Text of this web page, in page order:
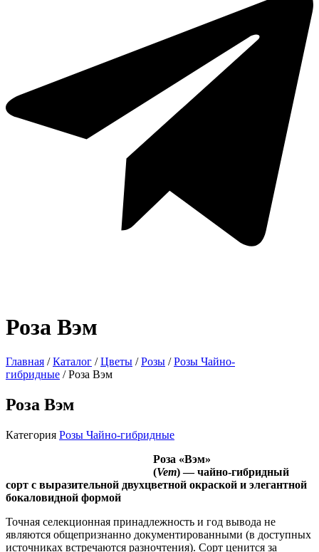
Роза Вэм
Главная /Каталог /Цветы /Розы /Розы Чайно-
гибридные / Роза Вэм
Роза Вэм
Категория Розы Чайно-гибридные
Роза «Вэм»
(Vem) — чайно‑гибридный
сорт с выразительной двухцветной окраской и элегантной
бокаловидной формой
Точная селекционная принадлежность и год вывода не
являются общепризнанно документированными (в доступных
источниках встречаются разночтения). Сорт ценится за